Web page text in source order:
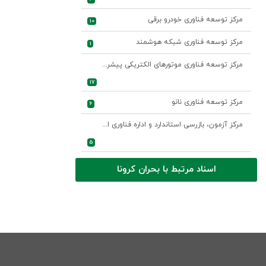
مرکز توسعه فناوری خودرو برقی 10
مرکز توسعه فناوری شبکه هوشمند 1
مرکز توسعه فناوری موتورهای الکتریکی پیشرفته
17
مرکز توسعه فناوری نانو 6
مرکز آزمون، بازرسی استاندارد و اداره فناوری اطلاعات و ارتباطات
5
اسناد مرتبط با بحران کرونا